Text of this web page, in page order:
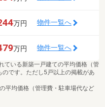
万円 物件一覧へ
万円 物件一覧へ
ている新築一戸建ての平均価格（管
です。ただし5戸以上の掲載があ
平均価格（管理費・駐車場代など